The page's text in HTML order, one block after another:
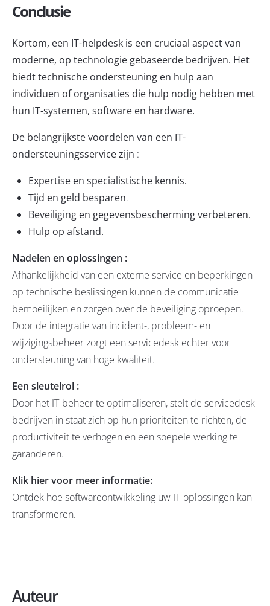
Conclusie
Kortom, een IT-helpdesk is een cruciaal aspect van
moderne, op technologie gebaseerde bedrijven. Het
biedt technische ondersteuning en hulp aan
individuen of organisaties die hulp nodig hebben met
hun IT-systemen, software en hardware.
De belangrijkste voordelen van een IT-
ondersteuningsservice zijn :
Expertise en specialistische kennis.
Tijd en geld besparen.
Beveiliging en gegevensbescherming verbeteren.
Hulp op afstand.
Nadelen en oplossingen :
Afhankelijkheid van een externe service en beperkingen
op technische beslissingen kunnen de communicatie
bemoeilijken en zorgen over de beveiliging oproepen.
Door de integratie van incident-, probleem- en
wijzigingsbeheer zorgt een servicedesk echter voor
ondersteuning van hoge kwaliteit.
Een sleutelrol :
Door het IT-beheer te optimaliseren, stelt de servicedesk
bedrijven in staat zich op hun prioriteiten te richten, de
productiviteit te verhogen en een soepele werking te
garanderen.
Klik hier voor meer informatie:
Ontdek hoe softwareontwikkeling uw IT-oplossingen kan
transformeren.
Auteur